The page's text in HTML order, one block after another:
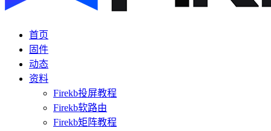
首页
固件
动态
资料
Firekb投屏教程
Firekb软路由
Firekb矩阵教程